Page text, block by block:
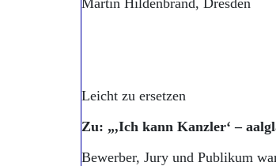
Martin Hildenbrand, Dresden
Leicht zu ersetzen
Zu: „,Ich kann Kanzler‘ –
Bewerber, Jury und Publikum